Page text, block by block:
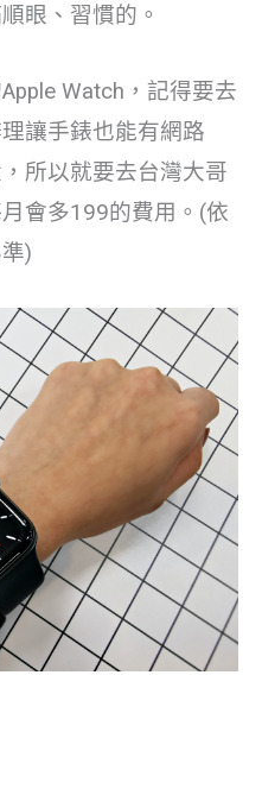
眼、習慣的。
Watch，記得要去
讓手錶也能有網路
所以就要去台灣大哥
會多199的費用。(依
)